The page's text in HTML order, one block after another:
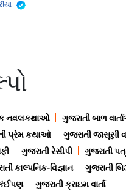
નવલકથાઓ ગુજરાતી બાળ
પ્રેમ કથાઓ ગુજરાતી જાસૂસી
ગુજરાતી રેસીપી ગુજરાતી
કાલ્પનિક-વિજ્ઞાન ગુજરાતી
કંઈપણ ગુજરાતી ક્રાઇમ વાર્તા